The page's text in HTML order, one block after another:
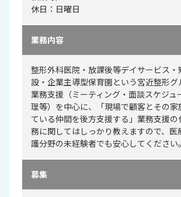
休日：日曜日
業務内容
整形外科医院・放課後等デイサービス・
設・企業主導型保育園という宮近整形グ
業務支援（ミーティング・面談スケジュ
理等）を中心に、「現場で顧客とその家
ている仲間を後方支援する」業務支援の
務に関してはしっかり教えますので、医
護分野の未経験者でも安心してください。
募集